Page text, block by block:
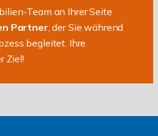
Team an Ihrer Seite
Partner, der Sie während
begleitet. Ihre
Ziel!